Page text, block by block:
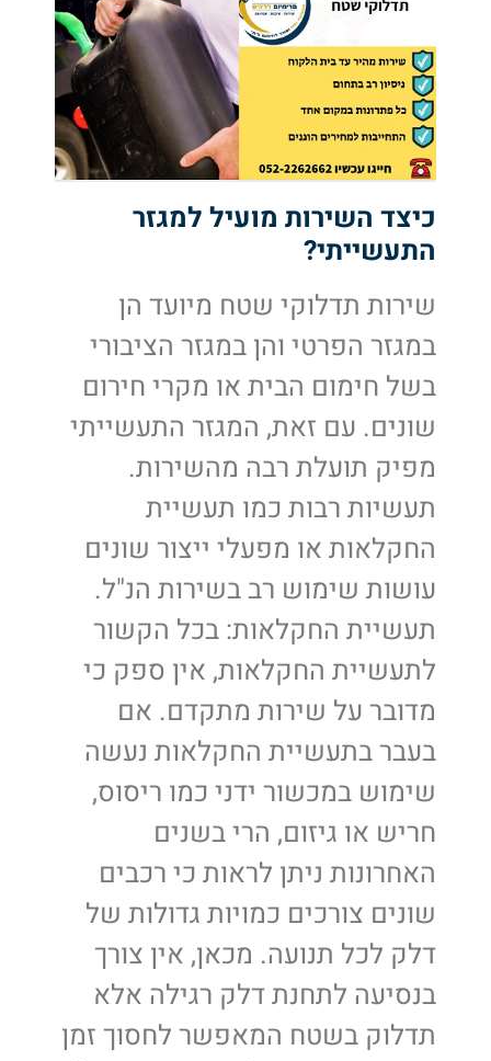
כיצד השירות מועיל למגזר
התעשייתי?
שירות תדלוקי שטח מיועד הן
במגזר הפרטי והן במגזר הציבורי
בשל חימום הבית או מקרי חירום
שונים. עם זאת, המגזר התעשייתי
מפיק תועלת רבה מהשירות.
תעשיות רבות כמו תעשיית
החקלאות או מפעלי ייצור שונים
עושות שימוש רב בשירות הנ"ל.
תעשיית החקלאות: בכל הקשור
לתעשיית החקלאות, אין ספק כי
מדובר על שירות מתקדם. אם
בעבר בתעשיית החקלאות נעשה
שימוש במכשור ידני כמו ריסוס,
חריש או גיזום, הרי בשנים
האחרונות ניתן לראות כי רכבים
שונים צורכים כמויות גדולות של
דלק לכל תנועה. מכאן, אין צורך
בנסיעה לתחנת דלק רגילה אלא
תדלוק בשטח המאפשר לחסוך זמן